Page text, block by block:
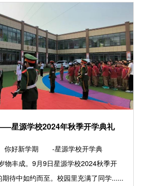
星源学校2024年秋季开学典礼
新学期 -星源学校开学典
丰成。9月9日星源学校2024秋季开
待中如约而至。校园里充满了同学......